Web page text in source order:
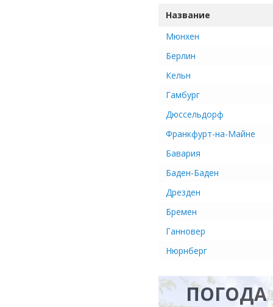
Название
Мюнхен
Берлин
Кельн
Гамбург
Дюссельдорф
Франкфурт-на-Майне
Бавария
Баден-Баден
Дрезден
Бремен
Ганновер
Нюрнберг
ПОГОДА